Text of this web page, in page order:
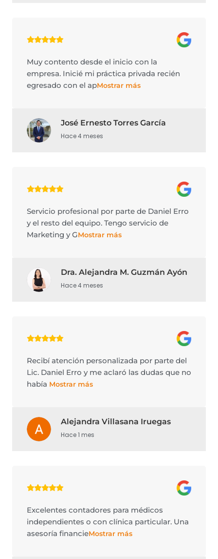
Muy contento desde el inicio con la
empresa. Inicié mi práctica privada recién
egresado con el apMostrar más
José Ernesto Torres García
Hace 4 meses
Servicio profesional por parte de Daniel Erro
y el resto del equipo. Tengo servicio de
Marketing y GMostrar más
Dra. Alejandra M. Guzmán Ayón
Hace 4 meses
Recibí atención personalizada por parte del
Lic. Daniel Erro y me aclaró las dudas que no
había Mostrar más
Alejandra Villasana Iruegas
Hace 1 mes
Excelentes contadores para médicos
independientes o con clínica particular. Una
asesoría financieMostrar más